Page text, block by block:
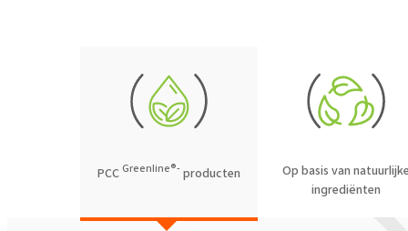
PCC Greenline®-producten
Op basis van
ingrediënten